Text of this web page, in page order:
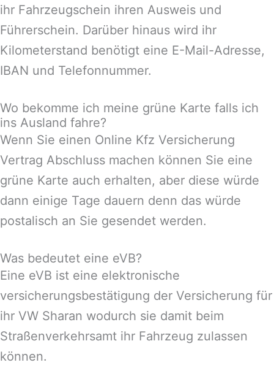
ihr Fahrzeugschein ihren Ausweis und
Führerschein. Darüber hinaus wird ihr
Kilometerstand benötigt eine E-Mail-Adresse,
IBAN und Telefonnummer.
Wo bekomme ich meine grüne Karte falls ich
ins Ausland fahre?
Wenn Sie einen Online Kfz Versicherung
Vertrag Abschluss machen können Sie eine
grüne Karte auch erhalten, aber diese würde
dann einige Tage dauern denn das würde
postalisch an Sie gesendet werden.
Was bedeutet eine eVB?
Eine eVB ist eine elektronische
versicherungsbestätigung der Versicherung für
ihr VW Sharan wodurch sie damit beim
Straßenverkehrsamt ihr Fahrzeug zulassen
können.